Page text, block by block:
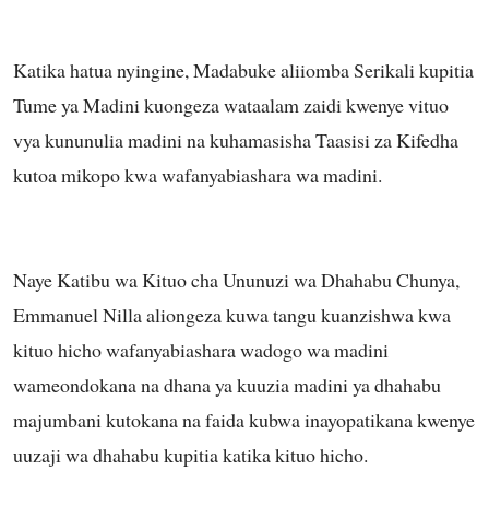
Katika hatua nyingine, Madabuke aliiomba Serikali kupitia
Tume ya Madini kuongeza wataalam zaidi kwenye vituo
vya kununulia madini na kuhamasisha Taasisi za Kifedha
kutoa mikopo kwa wafanyabiashara wa madini.
Naye Katibu wa Kituo cha Ununuzi wa Dhahabu Chunya,
Emmanuel Nilla aliongeza kuwa tangu kuanzishwa kwa
kituo hicho wafanyabiashara wadogo wa madini
wameondokana na dhana ya kuuzia madini ya dhahabu
majumbani kutokana na faida kubwa inayopatikana kwenye
uuzaji wa dhahabu kupitia katika kituo hicho.